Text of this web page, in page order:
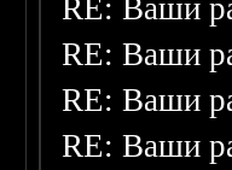
RE: Ваши
RE: Ваши
RE: Ваши
RE: Ваши